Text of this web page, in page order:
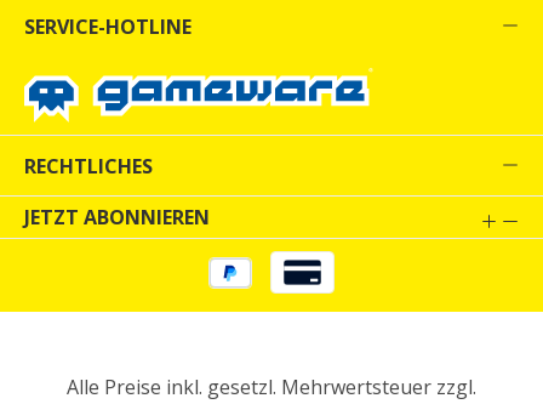
SERVICE-HOTLINE
RECHTLICHES
JETZT ABONNIEREN
Alle Preise inkl. gesetzl. Mehrwertsteuer zzgl.